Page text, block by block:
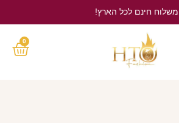
משלוח חינם לכל הארץ!
0